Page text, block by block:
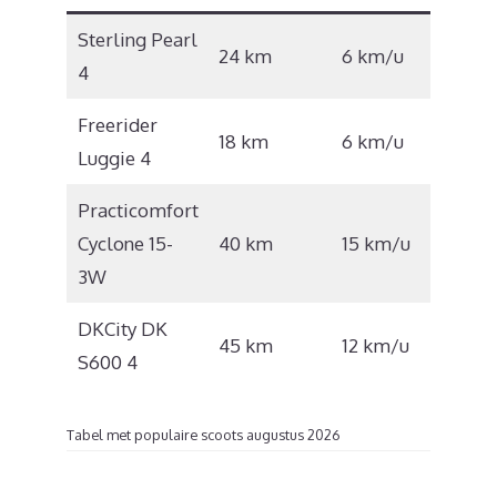
Sterling Pearl
4
24 km 6 km/u
Freerider
Luggie 4
18 km 6 km/u
Practicomfort
Cyclone 15-
3W
40 km 15 km/u
DKCity DK
S600 4
45 km 12 km/u
Tabel met populaire scoots augustus 2026